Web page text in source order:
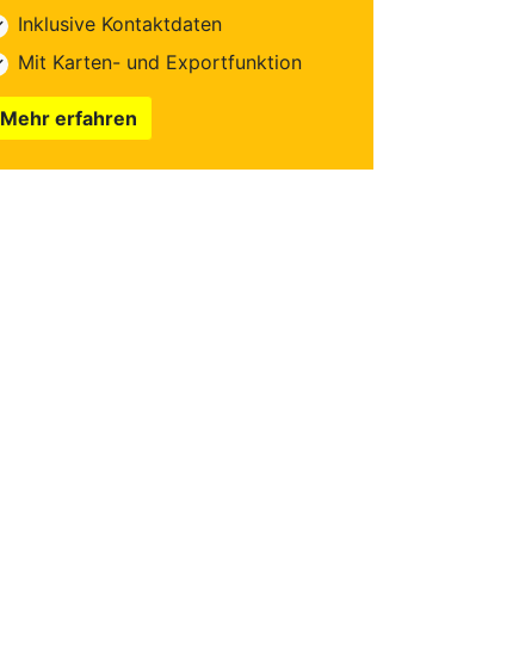
Inklusive Kontaktdaten
Mit Karten- und Exportfunktion
Mehr erfahren